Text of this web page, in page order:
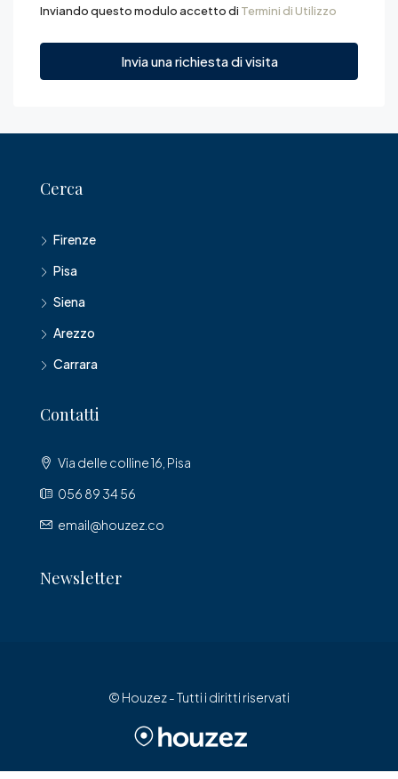
Inviando questo modulo accetto di Termini di Utilizzo
Invia una richiesta di visita
Cerca
Firenze
Pisa
Siena
Arezzo
Carrara
Contatti
Via delle colline 16, Pisa
056 89 34 56
email@houzez.co
Newsletter
© Houzez - Tutti i diritti riservati